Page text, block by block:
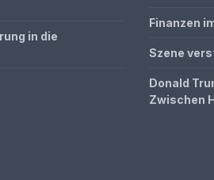
in die
Finanzen
Szene
Donald
Zwischen